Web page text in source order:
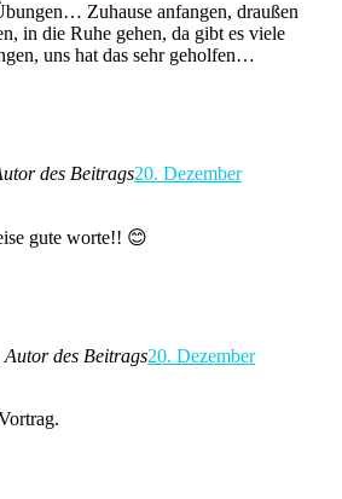
Zuhause anfangen, draußen
in die Ruhe gehen, da gibt es viele
uns hat das sehr geholfen…
des Beitrags20. Dezember
gute worte!! 😊
Autor des Beitrags20. Dezember